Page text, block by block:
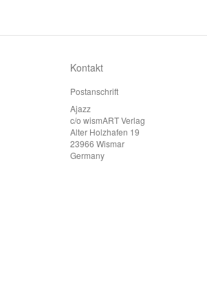
Kontakt
Postanschrift
Ajazz
c/o wismART Verlag
Alter Holzhafen 19
23966 Wismar
Germany